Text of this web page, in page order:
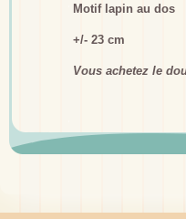
Motif lapin au dos
+/- 23 cm
Vous achetez le